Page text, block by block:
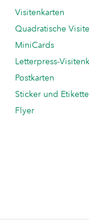
Visitenkarten
Quadratische
MiniCards
Letterpress-
Postkarten
Sticker und
Flyer